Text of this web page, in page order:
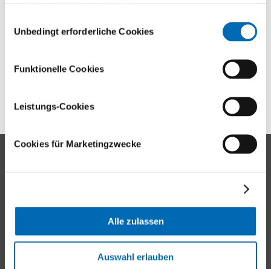
Unbedingt erforderliche Cookies
Funktionelle Cookies
Leistungs-Cookies
Cookies für Marketingzwecke
Alle zulassen
Auswahl erlauben
Kommunikation
Tel.+41 44 386 11 11